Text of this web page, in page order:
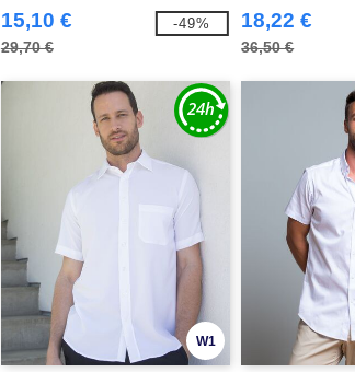
15,10 €
29,70 €
-49% 18,22 €
36,50 €
W1